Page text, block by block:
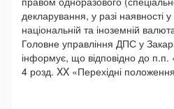
декларування, у разі наявності
національній та іноземній
Головне управління ДПС у
інформує, що відповідно до п.п.
4 розд. XX «Перехідні